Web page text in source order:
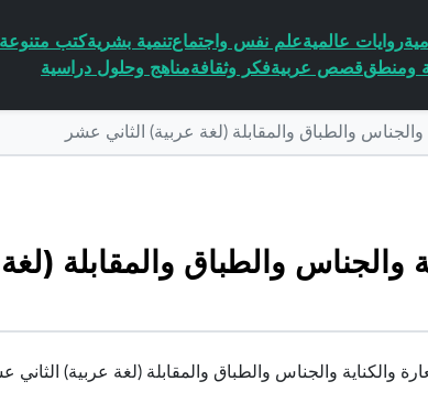
روايات عالميةعلم نفس واجتماعتنمية بشريةكتب متنوعة
ومنطققصص عربيةفكر وثقافةمناهج وحلول دراسية
والطباق والمقابلة (لغة عربية) الثاني عشر
والطباق والمقابلة
والجناس والطباق والمقابلة (لغة عربية) الثاني عشر